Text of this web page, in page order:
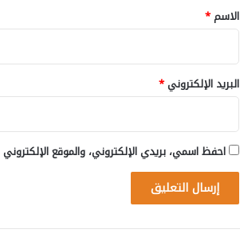
*
الاسم*
البريد الإلكتروني*
احفظ اسمي، بريدي الإلكتروني، والموقع